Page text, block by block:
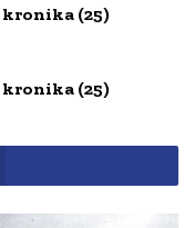
(25)
(25)